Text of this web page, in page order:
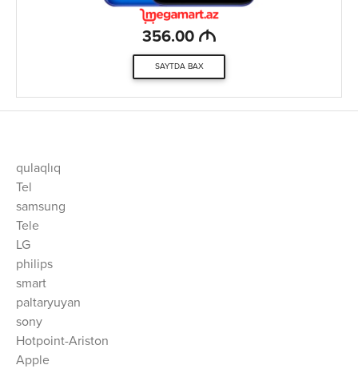
356.00 M
SAYTDA BAX
qulaqlıq
Tel
samsung
Tele
LG
philips
smart
paltaryuyan
sony
Hotpoint-Ariston
Apple